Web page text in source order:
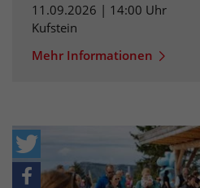
11.09.2026 | 14:00 Uhr
Kufstein
Mehr Informationen